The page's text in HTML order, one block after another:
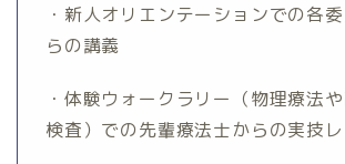
・新人オリエンテーションでの各
らの講義
・体験ウォークラリー（物理療法
検査）での先輩療法士からの実技